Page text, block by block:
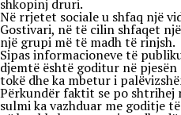
shkopinj druri.
Në rrjetet sociale u shfaq një
Gostivari, në të cilin shfaqet
një grupi më të madh të rinjsh.
Sipas informacioneve të
djemtë është goditur në pjesën
tokë dhe ka mbetur i
Përkundër faktit se po shtrihej
sulmi ka vazhduar me goditje